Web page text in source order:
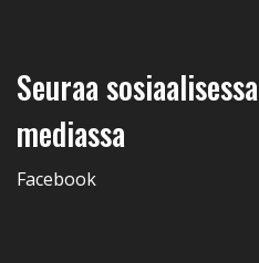
Seuraa sosiaalisessa
mediassa
Facebook